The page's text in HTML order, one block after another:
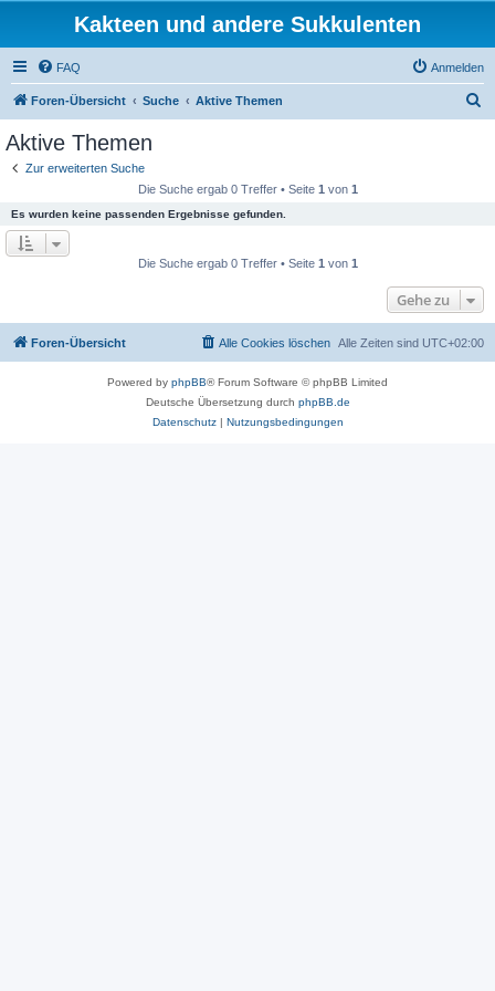
Kakteen und andere Sukkulenten
FAQ Anmelden
Foren-Übersicht Suche Aktive Themen
Aktive Themen
Zur erweiterten Suche
Die Suche ergab 0 Treffer • Seite 1 von 1
Es wurden keine passenden Ergebnisse gefunden.
Die Suche ergab 0 Treffer • Seite 1 von 1
Gehe zu
Foren-Übersicht Alle Zeiten sind UTC+02:00
Alle Cookies löschen
Powered by phpBB® Forum Software © phpBB Limited
Deutsche Übersetzung durch phpBB.de
Datenschutz| Nutzungsbedingungen